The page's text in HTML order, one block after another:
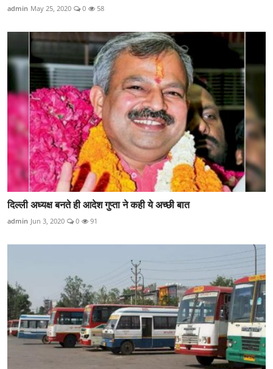
admin May 25, 2020 0 58
दिल्ली अध्यक्ष बनते ही आदेश गुप्ता ने कही ये अच्छी बात
admin Jun 3, 2020 0 91